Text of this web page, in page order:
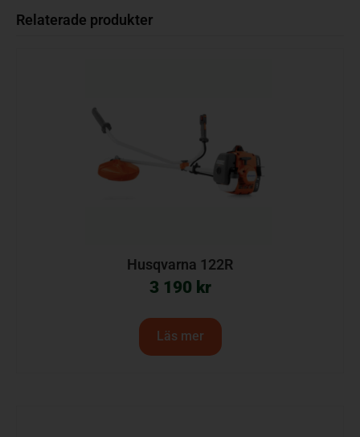
Relaterade produkter
Husqvarna 122R
3 190 kr
Läs mer